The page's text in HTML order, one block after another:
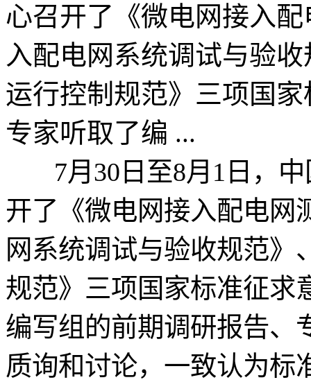
心召开了《微电网接入
入配电网系统调试与验
运行控制规范》三项国
专家听取了编 ...
7月30日至8月1日，中
开了《微电网接入配电网
网系统调试与验收规范》
规范》三项国家标准征求
编写组的前期调研报告、
质询和讨论，一致认为标